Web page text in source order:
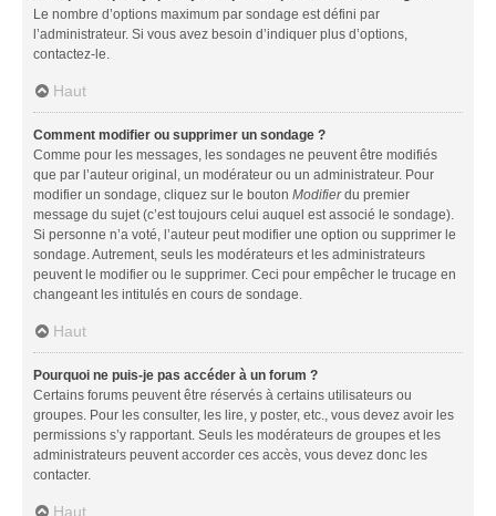
Le nombre d’options maximum par sondage est défini par
l’administrateur. Si vous avez besoin d’indiquer plus d’options,
contactez-le.
Haut
Comment modifier ou supprimer un sondage ?
Comme pour les messages, les sondages ne peuvent être modifiés
que par l’auteur original, un modérateur ou un administrateur. Pour
modifier un sondage, cliquez sur le bouton Modifierdu premier
message du sujet (c’est toujours celui auquel est associé le sondage).
Si personne n’a voté, l’auteur peut modifier une option ou supprimer le
sondage. Autrement, seuls les modérateurs et les administrateurs
peuvent le modifier ou le supprimer. Ceci pour empêcher le trucage en
changeant les intitulés en cours de sondage.
Haut
Pourquoi ne puis-je pas accéder à un forum ?
Certains forums peuvent être réservés à certains utilisateurs ou
groupes. Pour les consulter, les lire, y poster, etc., vous devez avoir les
permissions s’y rapportant. Seuls les modérateurs de groupes et les
administrateurs peuvent accorder ces accès, vous devez donc les
contacter.
Haut